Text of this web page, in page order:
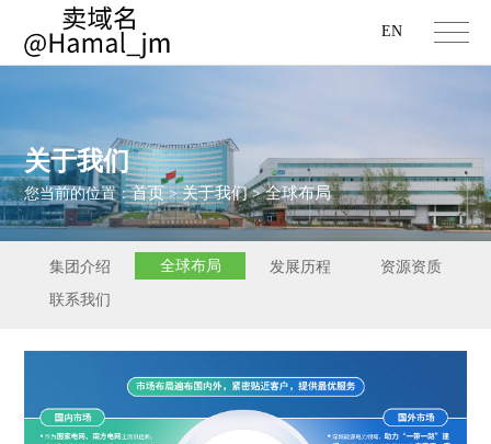
EN
关于我们
您当前的位置：首页>关于我们>全球布局
集团介绍 全球布局 发展历程
资源资质
联系我们